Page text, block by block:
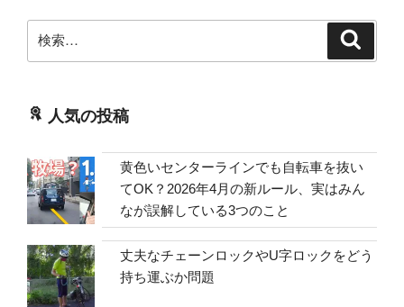
索:
人気の投稿
黄色いセンターラインでも自転車を抜い
てOK？2026年4月の新ルール、実はみん
なが誤解している3つのこと
丈夫なチェーンロックやU字ロックをどう
持ち運ぶか問題